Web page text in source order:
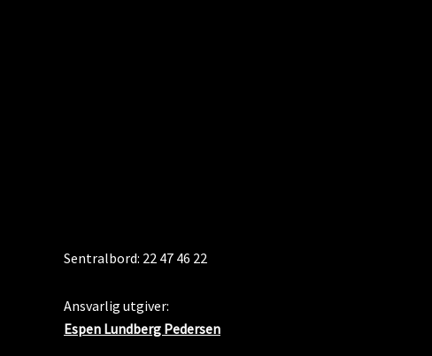
Sentralbord: 22 47 46 22
Ansvarlig utgiver:
Espen Lundberg Pedersen